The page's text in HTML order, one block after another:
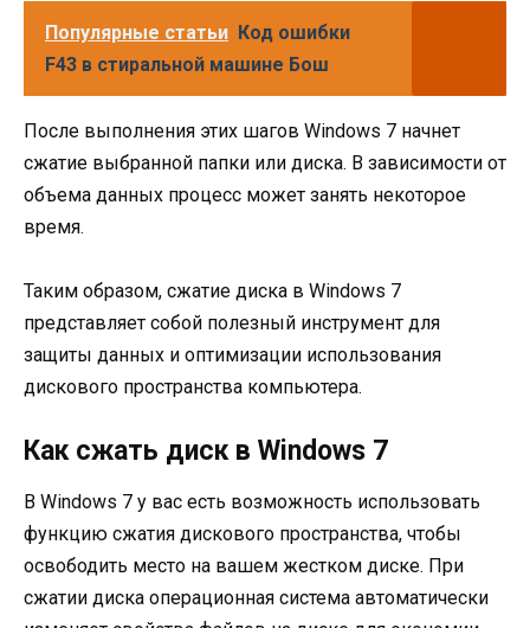
Популярные статьи Код ошибки
F43 в стиральной машине Бош
После выполнения этих шагов Windows 7 начнет
сжатие выбранной папки или диска. В зависимости от
объема данных процесс может занять некоторое
время.
Таким образом, сжатие диска в Windows 7
представляет собой полезный инструмент для
защиты данных и оптимизации использования
дискового пространства компьютера.
Как сжать диск в Windows 7
В Windows 7 у вас есть возможность использовать
функцию сжатия дискового пространства, чтобы
освободить место на вашем жестком диске. При
сжатии диска операционная система автоматически